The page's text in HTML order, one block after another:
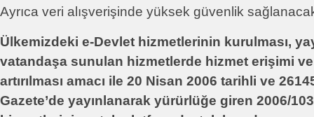
Ayrıca veri alışverişinde yüksek güvenlik
Ülkemizdeki e-Devlet hizmetlerinin kurulması,
vatandaşa sunulan hizmetlerde hizmet erişimi
artırılması amacı ile 20 Nisan 2006 tarihli ve
Gazete’de yayınlanarak yürürlüğe giren 2006/